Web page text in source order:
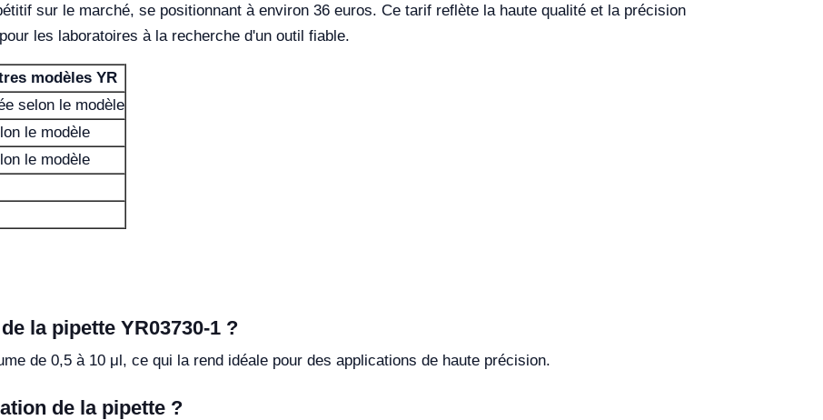
sur le marché, se positionnant à environ 36 euros. Ce tarif reflète la haute qualité et la précision
les laboratoires à la recherche d'un outil fiable.
modèles YR
selon le modèle
le modèle
le modèle
la pipette YR03730-1 ?
de 0,5 à 10 μl, ce qui la rend idéale pour des applications de haute précision.
de la pipette ?